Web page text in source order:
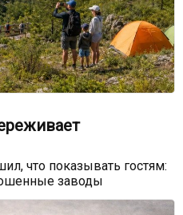
что показывать гостям:
заводы